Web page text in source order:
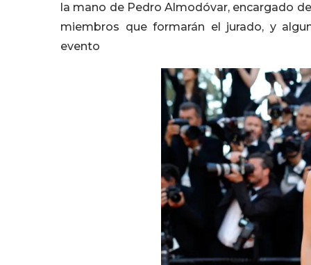
la mano de Pedro Almodóvar, encargado
miembros que formarán el jurado, y
evento